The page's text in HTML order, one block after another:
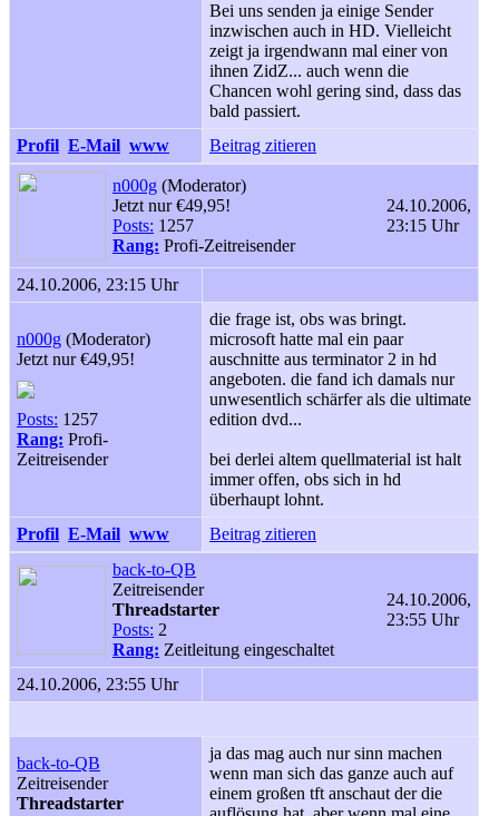
Bei uns senden ja einige Sender
inzwischen auch in HD. Vielleicht
zeigt ja irgendwann mal einer von
ihnen ZidZ... auch wenn die
Chancen wohl gering sind, dass das
bald passiert.
Profil E-Mail www Beitrag zitieren
n000g (Moderator)
Jetzt nur €49,95!
Posts: 1257
Rang: Profi-Zeitreisender
24.10.2006,
23:15 Uhr
24.10.2006, 23:15 Uhr
n000g (Moderator)
Jetzt nur €49,95!
Posts: 1257
Rang: Profi-
Zeitreisender
die frage ist, obs was bringt.
microsoft hatte mal ein paar
auschnitte aus terminator 2 in hd
angeboten. die fand ich damals nur
unwesentlich schärfer als die ultimate
edition dvd...
bei derlei altem quellmaterial ist halt
immer offen, obs sich in hd
überhaupt lohnt.
Profil E-Mail www
Beitrag zitieren
back-to-QB
Zeitreisender
Threadstarter
Posts: 2
Rang: Zeitleitung eingeschaltet
24.10.2006,
23:55 Uhr
24.10.2006, 23:55 Uhr
back-to-QB
Zeitreisender
Threadstarter
ja das mag auch nur sinn machen
wenn man sich das ganze auch auf
einem großen tft anschaut der die